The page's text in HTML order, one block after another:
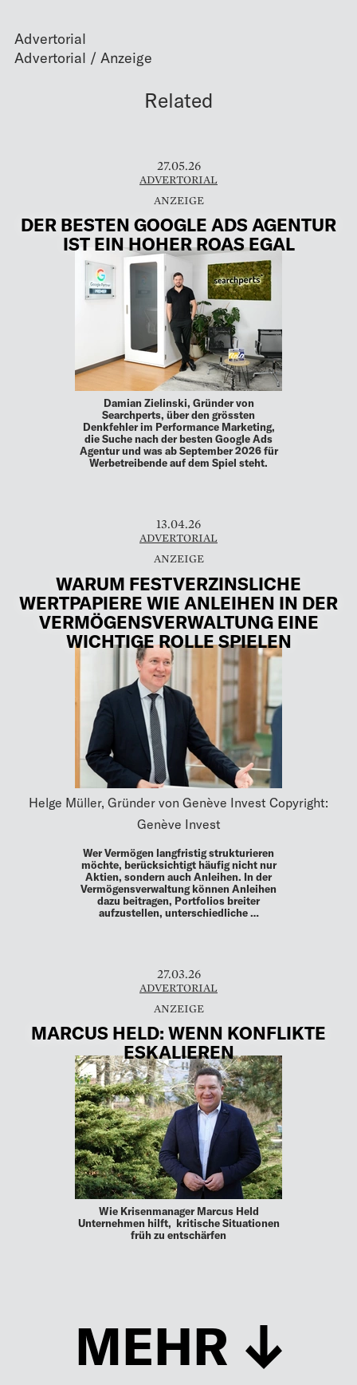
Advertorial
Related
27.05.26
ADVERTORIAL
DER BESTEN GOOGLE ADS AGENTUR
IST EIN HOHER ROAS EGAL
Damian Zielinski, Gründer von
Searchperts, über den grössten
Denkfehler im Performance Marketing,
die Suche nach der besten Google Ads
Agentur und was ab September 2026 für
Werbetreibende auf dem Spiel steht.
13.04.26
ADVERTORIAL
WARUM FESTVERZINSLICHE
WERTPAPIERE WIE ANLEIHEN IN DER
VERMÖGENSVERWALTUNG EINE
WICHTIGE ROLLE SPIELEN
Helge Müller, Gründer von Genève Invest Copyright:
Genève Invest
Wer Vermögen langfristig strukturieren
möchte, berücksichtigt häufig nicht nur
Aktien, sondern auch Anleihen. In der
Vermögensverwaltung können Anleihen
dazu beitragen, Portfolios breiter
aufzustellen, unterschiedliche …
27.03.26
ADVERTORIAL
MARCUS HELD: WENN KONFLIKTE
ESKALIEREN
Wie Krisenmanager Marcus Held
Unternehmen hilft, kritische Situationen
früh zu entschärfen
MEHR